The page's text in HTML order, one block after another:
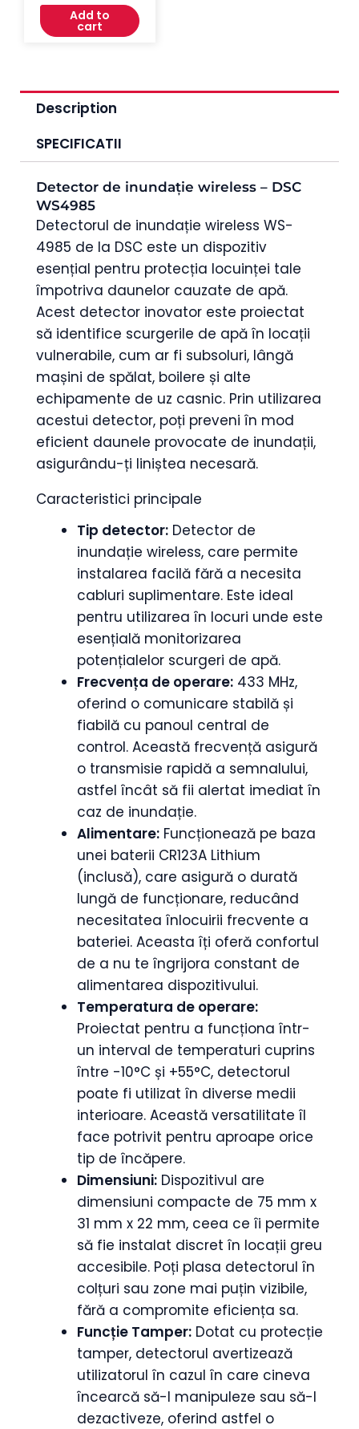
Alimentare cu Baterii
AA
Add to
cart
Description
SPECIFICATII
Detector de inundație wireless – DSC
WS4985
Detectorul de inundație wireless WS-
4985 de la DSC este un dispozitiv
esențial pentru protecția locuinței tale
împotriva daunelor cauzate de apă.
Acest detector inovator este proiectat
să identifice scurgerile de apă în locații
vulnerabile, cum ar fi subsoluri, lângă
mașini de spălat, boilere și alte
echipamente de uz casnic. Prin utilizarea
acestui detector, poți preveni în mod
eficient daunele provocate de inundații,
asigurându-ți liniștea necesară.
Caracteristici principale
Tip detector: Detector de
inundație wireless, care permite
instalarea facilă fără a necesita
cabluri suplimentare. Este ideal
pentru utilizarea în locuri unde este
esențială monitorizarea
potențialelor scurgeri de apă.
Frecvența de operare: 433 MHz,
oferind o comunicare stabilă și
fiabilă cu panoul central de
control. Această frecvență asigură
o transmisie rapidă a semnalului,
astfel încât să fii alertat imediat în
caz de inundație.
Alimentare: Funcționează pe baza
unei baterii CR123A Lithium
(inclusă), care asigură o durată
lungă de funcționare, reducând
necesitatea înlocuirii frecvente a
bateriei. Aceasta îți oferă confortul
de a nu te îngrijora constant de
alimentarea dispozitivului.
Temperatura de operare:
Proiectat pentru a funcționa într-
un interval de temperaturi cuprins
între -10°C și +55°C, detectorul
poate fi utilizat în diverse medii
interioare. Această versatilitate îl
face potrivit pentru aproape orice
tip de încăpere.
Dimensiuni: Dispozitivul are
dimensiuni compacte de 75 mm x
31 mm x 22 mm, ceea ce îi permite
să fie instalat discret în locații greu
accesibile. Poți plasa detectorul în
colțuri sau zone mai puțin vizibile,
fără a compromite eficiența sa.
Funcție Tamper: Dotat cu protecție
tamper, detectorul avertizează
utilizatorul în cazul în care cineva
încearcă să-l manipuleze sau să-l
dezactiveze, oferind astfel o